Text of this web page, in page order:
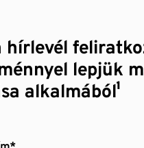
hírlevél
lepjük
alkalmából¹